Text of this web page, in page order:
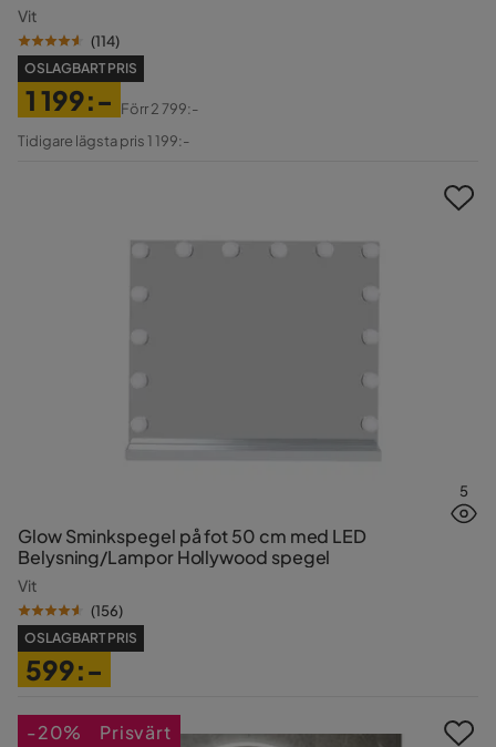
Vit
(114)
OSLAGBART PRIS
Pris
1 199:-
Original
Förr2 799:-
Tidigare lägsta pris 1 199:-
5
Glow Sminkspegel på fot 50 cm med LED
Belysning/Lampor Hollywood spegel
Vit
(156)
OSLAGBART PRIS
599:-
-20% Prisvärt